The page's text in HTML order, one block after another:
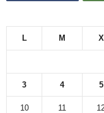
L M X
3 4 5
10 11